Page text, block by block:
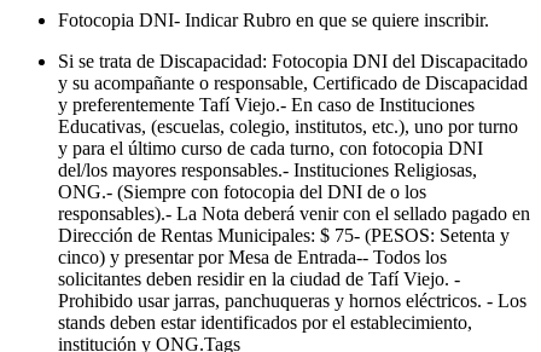
Fotocopia DNI- Indicar Rubro en que se quiere inscribir.
Si se trata de Discapacidad: Fotocopia DNI del Discapacitado
y su acompañante o responsable, Certificado de Discapacidad
y preferentemente Tafí Viejo.- En caso de Instituciones
Educativas, (escuelas, colegio, institutos, etc.), uno por turno
y para el último curso de cada turno, con fotocopia DNI
del/los mayores responsables.- Instituciones Religiosas,
ONG.- (Siempre con fotocopia del DNI de o los
responsables).- La Nota deberá venir con el sellado pagado en
Dirección de Rentas Municipales: $ 75- (PESOS: Setenta y
cinco) y presentar por Mesa de Entrada-- Todos los
solicitantes deben residir en la ciudad de Tafí Viejo. -
Prohibido usar jarras, panchuqueras y hornos eléctricos. - Los
stands deben estar identificados por el establecimiento,
institución y ONG.Tags